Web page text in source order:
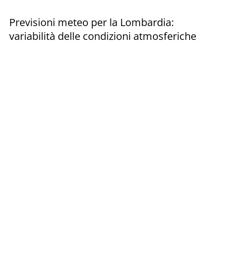
Previsioni meteo per la Lombardia:
variabilità delle condizioni atmosferiche